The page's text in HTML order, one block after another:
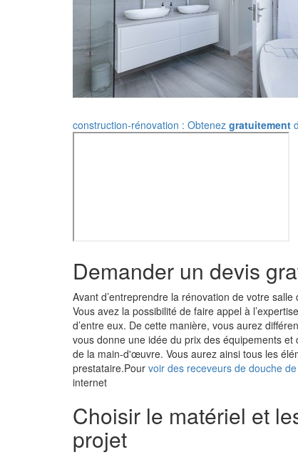
construction-rénovation : Obtenez gratuitement
Demander un devis
Avant d’entreprendre la rénovation de votre
Vous avez la possibilité de faire appel à
d’entre eux. De cette manière, vous aurez
vous donne une idée du prix des équipements
de la main-d'œuvre. Vous aurez ainsi tous les
prestataire.Pour voir des receveurs de douche
internet
Choisir le matériel et
projet